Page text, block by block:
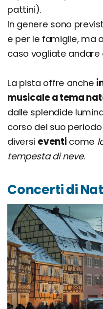
pattini).
In genere sono
e per le famiglie, ma
caso vogliate
La pista offre anche
musicale a tema
dalle splendide
corso del suo
diversi eventicome
tempesta di neve.
Concerti di